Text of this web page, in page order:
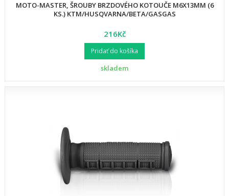
MOTO-MASTER, ŠROUBY BRZDOVÉHO KOTOUČE M6X13MM (6
KS.) KTM/HUSQVARNA/BETA/GASGAS
216Kč
Pridať do košíka
skladem